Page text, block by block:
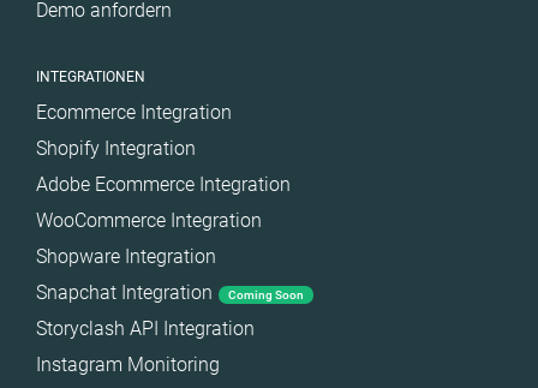
Demo anfordern
INTEGRATIONEN
Ecommerce Integration
Shopify Integration
Adobe Ecommerce Integration
WooCommerce Integration
Shopware Integration
Snapchat Integration
Coming Soon
Storyclash API Integration
Instagram Monitoring